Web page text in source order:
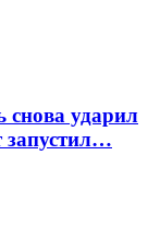
снова ударил
запустил…